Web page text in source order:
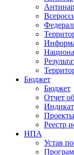
Бюджет
Бюджет
Отчет
Реестр
НПА
Устав